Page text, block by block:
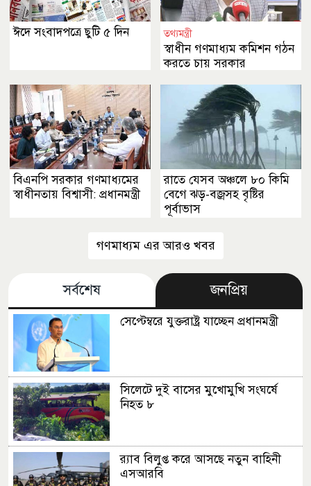
ঈদে সংবাদপত্রে ছুটি ৫ দিন তথ্যমন্ত্রী
স্বাধীন গণমাধ্যম কমিশন গঠন
করতে চায় সরকার
বিএনপি সরকার গণমাধ্যমের
স্বাধীনতায় বিশ্বাসী: প্রধানমন্ত্রী
রাতে যেসব অঞ্চলে ৮০ কিমি
বেগে ঝড়-বজ্রসহ বৃষ্টির
পূর্বাভাস
গণমাধ্যম এর আরও খবর
সর্বশেষ জনপ্রিয়
সেপ্টেম্বরে যুক্তরাষ্ট্র যাচ্ছেন প্রধানমন্ত্রী
সিলেটে দুই বাসের মুখোমুখি সংঘর্ষে
নিহত ৮
র‍্যাব বিলুপ্ত করে আসছে নতুন বাহিনী
এসআরবি